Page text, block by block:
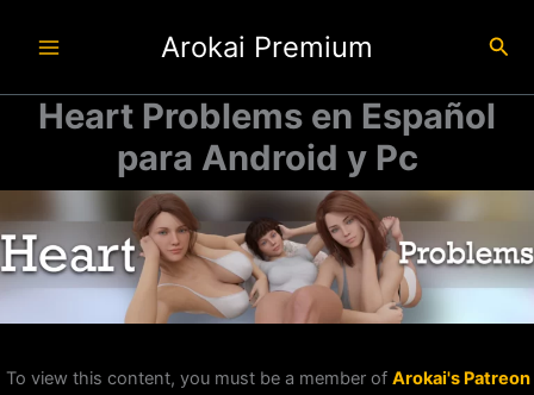
Arokai Premium
Heart Problems en Español
para Android y Pc
To view this content, you must be a member of Arokai's Patreon